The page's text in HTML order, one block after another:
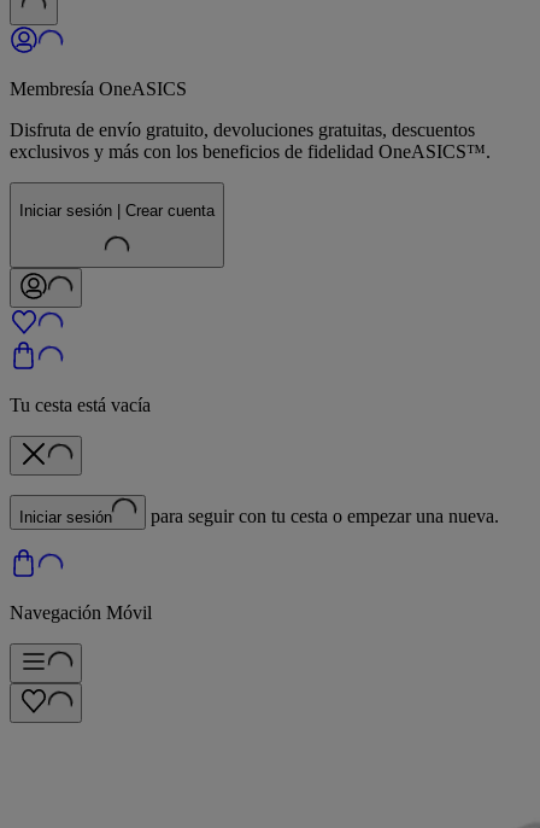
Membresía OneASICS
Disfruta de envío gratuito, devoluciones gratuitas, descuentos
exclusivos y más con los beneficios de fidelidad OneASICS™.
Iniciar sesión | Crear cuenta
Tu cesta está vacía
Iniciar sesión para seguir con tu cesta o empezar una nueva.
Navegación Móvil